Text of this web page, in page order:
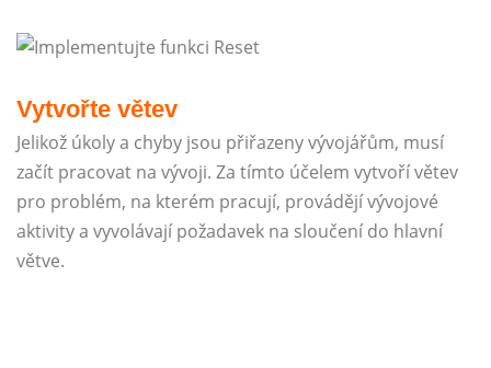
Vytvořte větev
Jelikož úkoly a chyby jsou přiřazeny vývojářům, musí
začít pracovat na vývoji. Za tímto účelem vytvoří větev
pro problém, na kterém pracují, provádějí vývojové
aktivity a vyvolávají požadavek na sloučení do hlavní
větve.